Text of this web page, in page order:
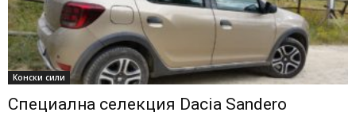
Конски сили
Специална селекция Dacia Sandero